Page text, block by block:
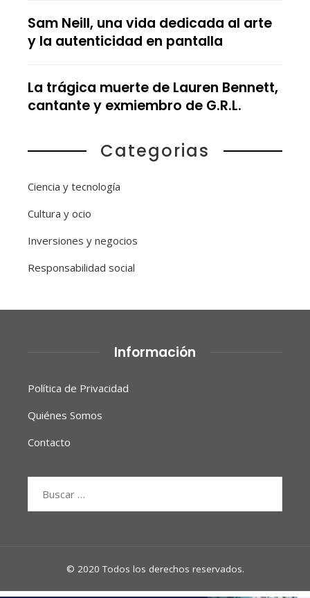
Sam Neill, una vida dedicada al arte
y la autenticidad en pantalla
La trágica muerte de Lauren Bennett,
cantante y exmiembro de G.R.L.
Categorias
Ciencia y tecnología
Cultura y ocio
Inversiones y negocios
Responsabilidad social
Información
Política de Privacidad
Quiénes Somos
Contacto
© 2020 Todos los derechos reservados.